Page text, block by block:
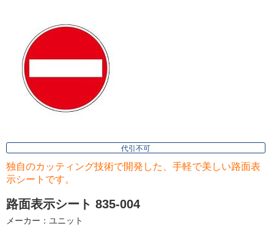
代引不可
独自のカッティング技術で開発した、手軽で美しい路面表
示シートです。
路面表示シート 835-004
メーカー：ユニット